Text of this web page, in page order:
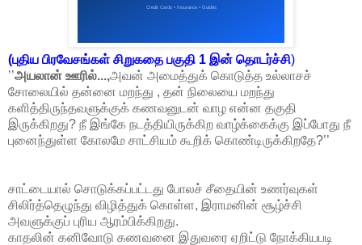
(புதிய பிரவேசங்கள் சிறுகதை பகுதி 1 இன் தொடர்ச்சி)
’’அயலான் ஊரில்...,அவன் அமைத்துக் கொடுத்த உல்லாசச்
சோலையில் தன்னை மறந்து , தன் நிலையை மறந்து
களித்திருந்தவளுக்குக் கணவனுடன் வாழ என்ன தகுதி
இருக்கிறது? நீ இங்கே நடத்தியிருக்கிற வாழ்க்கைக்கு இப்போது நீ
புனைந்துள்ள கோலமே சாட்சியம் கூறிக் கொண்டிருக்கிறதே?’’
சாட்டையால் சொடுக்கப்பட்டது போலச் சீதையின் உணர்வுகள்
சிலிர்த்தெழுந்து விழித்துக் கொள்ள, இராமனின் சூழ்ச்சி
அவளுக்குப் புரிய ஆரம்பிக்கிறது.
காதலின் கனிவோடு கணவனை இதுவரை ஏறிட்டு நோக்கியபடி